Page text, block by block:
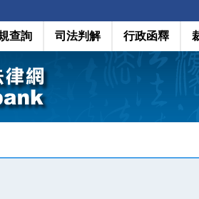
查詢 司法判解 行政函釋